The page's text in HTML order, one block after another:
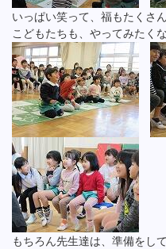
いっぱい笑って、福もたくさ
こどもたちも、やってみたく
もちろん先生達は、準備をし